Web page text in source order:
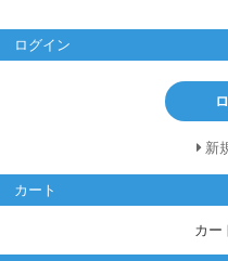
ログイン
新
カート
カー